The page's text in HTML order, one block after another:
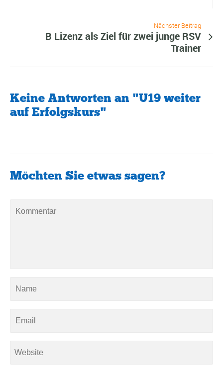
Nächster Beitrag
B Lizenz als Ziel für zwei junge RSV
Trainer
Keine Antworten an "U19 weiter
auf Erfolgskurs"
Möchten Sie etwas sagen?